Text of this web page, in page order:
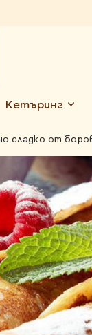
Кетъринг
сладко от